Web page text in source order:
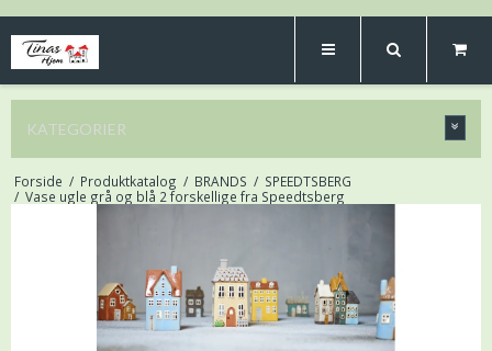
KATEGORIER
Forside / Produktkatalog / BRANDS / SPEEDTSBERG
/ Vase ugle grå og blå 2 forskellige fra Speedtsberg